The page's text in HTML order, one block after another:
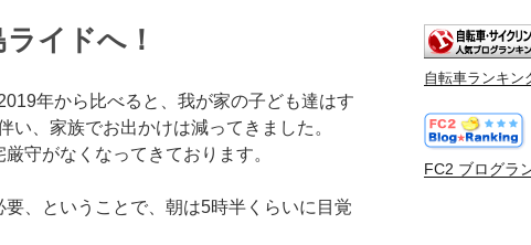
イドへ！
年から比べると、我が家の子ども達はす
い、家族でお出かけは減ってきました。
守がなくなってきております。
要、ということで、朝は5時半くらいに目覚
自転車ランキン
FC2 ブログラ